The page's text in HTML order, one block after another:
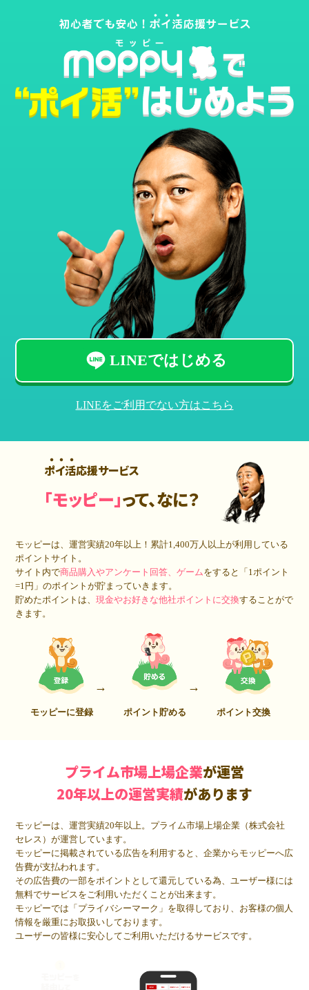
LINEではじめる
LINEをご利用でない方はこちら
ポイ活応援サービス
「モッピー」って、なに？
モッピーは、運営実績20年以上！累計1,400万人 以上が利用している
ポイントサイト。
サイト内で商品購入やアンケート回答、ゲームをすると「1ポイント
=1円」のポイントが貯まっていきます。
貯めたポイントは、現金やお好きな他社ポイントに交換することがで
きます。
モッピーに登録 ポイント貯める ポイント交換
プライム市場上場企業が運営
20年以上の運営実績があります
モッピーは、運営実績20年以上。プライム市場上場企業（株式会社
セレス）が運営しています。
モッピーに掲載されている広告を利用すると、企業からモッピーへ広
告費が支払われます。
その広告費の一部をポイントとして還元している為、ユーザー様には
無料でサービスをご利用いただくことが出来ます。
モッピーでは「プライバシーマーク」を取得しており、お客様の個人
情報を厳重にお取扱いしております。
ユーザーの皆様に安心してご利用いただけるサービスです。